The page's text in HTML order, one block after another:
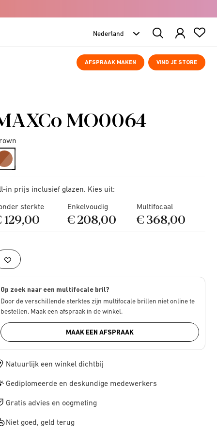
Search
Products
AFSPRAAK MAKEN VIND JE STORE
MO0064
selected
in prijs inclusief glazen. Kies uit:
sterkte
129,00
Enkelvoudig
€ 208,00
Multifocaal
€ 368,00
Op zoek naar een multifocale bril?
Door de verschillende sterktes zijn multifocale brillen niet online te
bestellen. Maak een afspraak in de winkel.
MAAK EEN AFSPRAAK
Natuurlijk een winkel dichtbij
Gediplomeerde en deskundige medewerkers
Gratis advies en oogmeting
Niet goed, geld terug